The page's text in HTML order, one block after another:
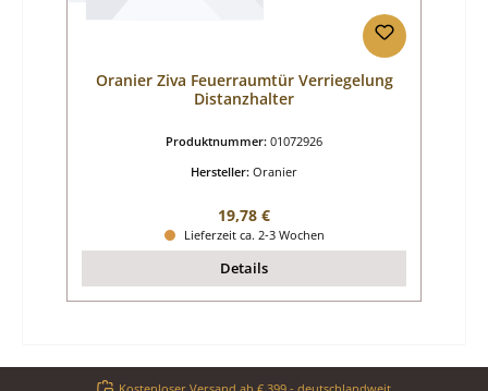
Oranier Ziva Feuerraumtür Verriegelung
Distanzhalter
Produktnummer: 01072926
Hersteller: Oranier
Regulärer Preis:
19,78 €
Lieferzeit ca. 2-3 Wochen
Details